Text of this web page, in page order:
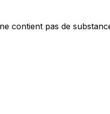
contient pas de